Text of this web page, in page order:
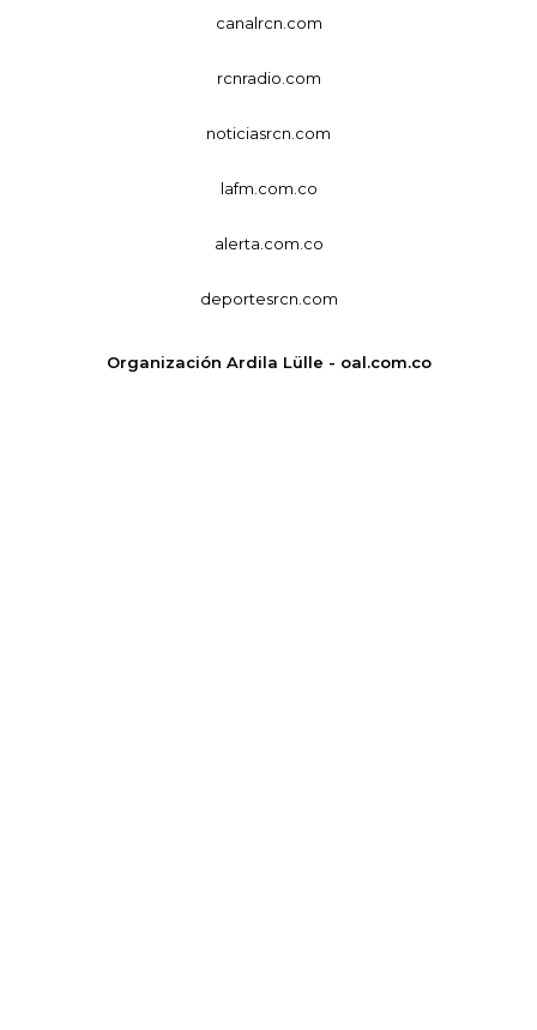
canalrcn.com
rcnradio.com
noticiasrcn.com
lafm.com.co
alerta.com.co
deportesrcn.com
Organización Ardila Lülle - oal.com.co